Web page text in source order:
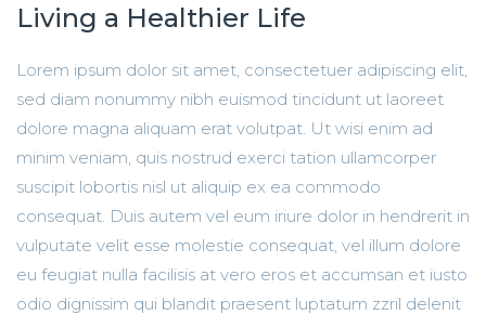
Living a Healthier Life
Lorem ipsum dolor sit amet, consectetuer adipiscing elit,
sed diam nonummy nibh euismod tincidunt ut laoreet
dolore magna aliquam erat volutpat. Ut wisi enim ad
minim veniam, quis nostrud exerci tation ullamcorper
suscipit lobortis nisl ut aliquip ex ea commodo
consequat. Duis autem vel eum iriure dolor in hendrerit in
vulputate velit esse molestie consequat, vel illum dolore
eu feugiat nulla facilisis at vero eros et accumsan et iusto
odio dignissim qui blandit praesent luptatum zzril delenit